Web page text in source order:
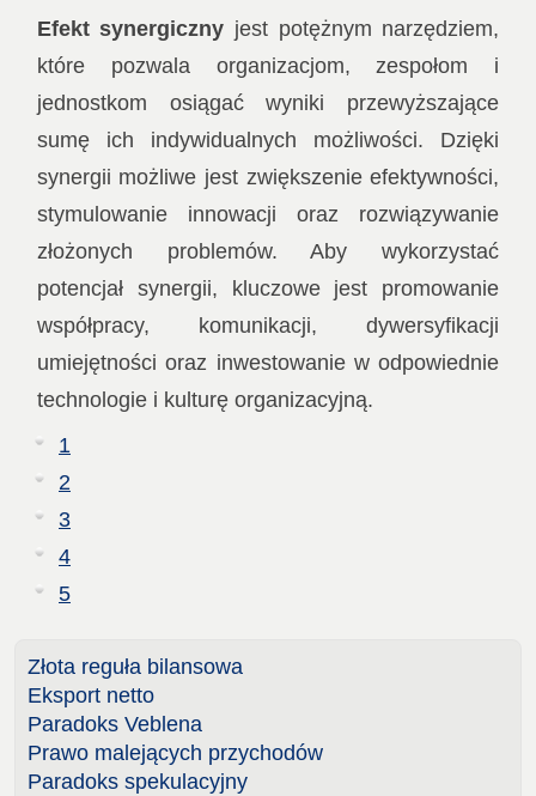
Efekt synergiczny jest potężnym narzędziem,
które pozwala organizacjom, zespołom i
jednostkom osiągać wyniki przewyższające
sumę ich indywidualnych możliwości. Dzięki
synergii możliwe jest zwiększenie efektywności,
stymulowanie innowacji oraz rozwiązywanie
złożonych problemów. Aby wykorzystać
potencjał synergii, kluczowe jest promowanie
współpracy, komunikacji, dywersyfikacji
umiejętności oraz inwestowanie w odpowiednie
technologie i kulturę organizacyjną.
1
2
3
4
5
Złota reguła bilansowa
Eksport netto
Paradoks Veblena
Prawo malejących przychodów
Paradoks spekulacyjny